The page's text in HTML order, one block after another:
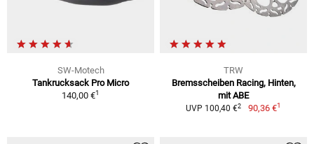
SW-Motech
Tankrucksack Pro Micro
140,00 €1
TRW
Bremsscheiben Racing, Hinten,
mit ABE
UVP 100,40 €2 90,36 €1